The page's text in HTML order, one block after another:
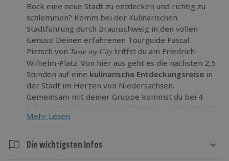
Bock eine neue Stadt zu entdecken und richtig zu
schlemmen? Komm bei der Kulinarischen
Stadtführung durch Braunschweig in den vollen
Genuss! Deinen erfahrenen Tourguide Pascal
Pietsch von Taste my City triffst du am Friedrich-
Wilhelm-Platz. Von hier aus geht es die nächsten 2,5
Stunden auf eine kulinarische Entdeckungsreise in
der Stadt im Herzen von Niedersachsen.
Gemeinsam mit deiner Gruppe kommst du bei 4
kulinarischen Stopps ins Schlemmen und bekommst
alles erklärt. Wow, einfach nur lecker! Dabei
Sehenswürdigkeiten Braunschweigs vorbei.
Mehr Lesen
Die wichtigsten Infos